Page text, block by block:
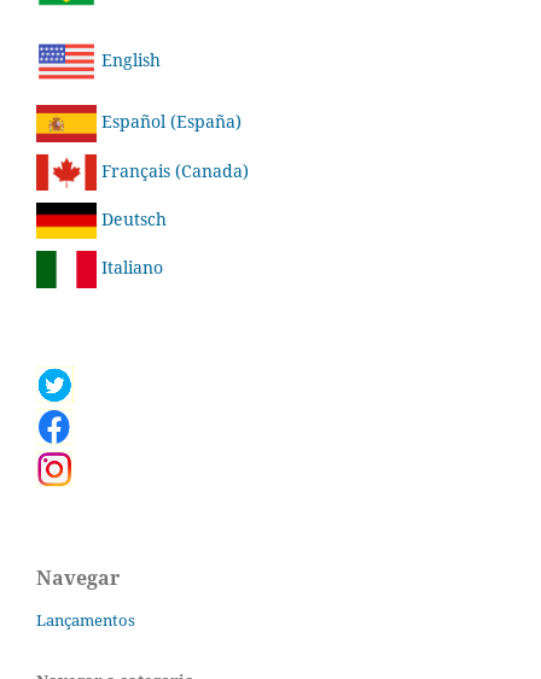
English
Español (España)
Français (Canada)
Deutsch
Italiano
Navegar
Lançamentos